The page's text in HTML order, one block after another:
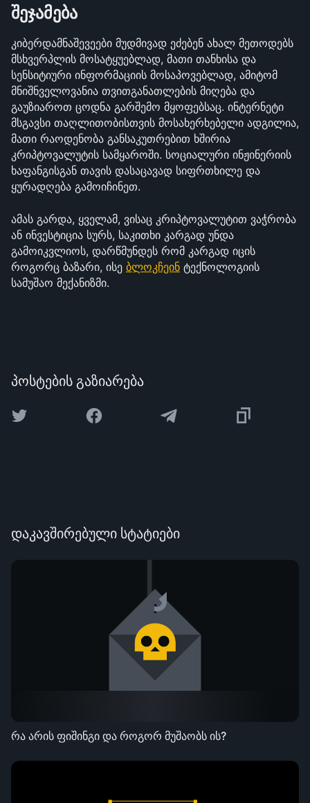
შეჯამება
კიბერდამნაშევეები მუდმივად ეძებენ ახალ მეთოდებს
მსხვერპლის მოსატყუებლად, მათი თანხისა და
სენსიტიური ინფორმაციის მოსაპოვებლად, ამიტომ
მნიშნველოვანია თვითგანათლების მიღება და
გაუზიაროთ ცოდნა გარშემო მყოფებსაც. ინტერნეტი
მსგავსი თაღლითობისთვის მოსახერხებელი ადგილია,
მათი რაოდენობა განსაკუთრებით ხშირია
კრიპტოვალუტის სამყაროში. სოციალური ინჟინერიის
ხაფანგისგან თავის დასაცავად სიფრთხილე და
ყურადღება გამოიჩინეთ.
ამას გარდა, ყველამ, ვისაც კრიპტოვალუტით ვაჭრობა
ან ინვესტიცია სურს, საკითხი კარგად უნდა
გამოიკვლიოს, დარწმუნდეს რომ კარგად იცის
როგორც ბაზარი, ისე ბლოკჩეინ ტექნოლოგიის
სამუშაო მექანიზმი.
პოსტების გაზიარება
დაკავშირებული სტატიები
რა არის ფიშინგი და როგორ მუშაობს ის?